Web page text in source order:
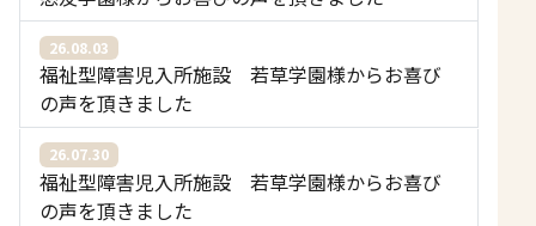
26.08.03
福祉型障害児入所施設 若草学園様からお喜び
の声を頂きました
26.07.30
福祉型障害児入所施設 若草学園様からお喜び
の声を頂きました